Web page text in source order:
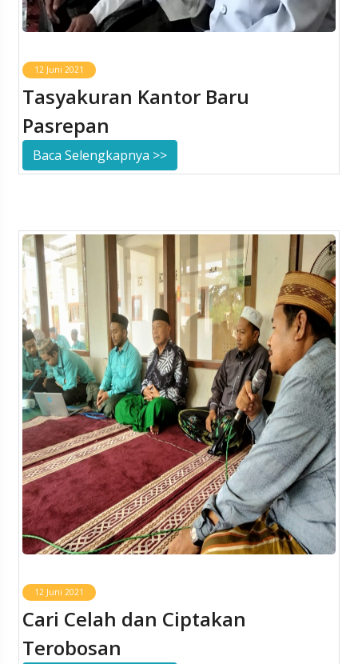
12 Juni 2021
Tasyakuran Kantor Baru
Pasrepan
Baca Selengkapnya >>
12 Juni 2021
Cari Celah dan Ciptakan
Terobosan